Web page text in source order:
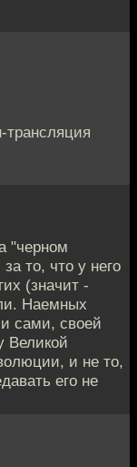
трансляция
"черном
то, что у него
(значит -
Наемных
сами, своей
Великой
и не то,
его не